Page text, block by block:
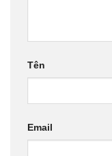
Tên
Email